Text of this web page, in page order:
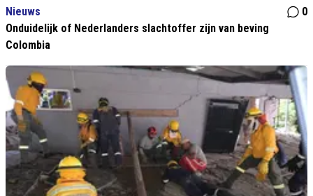
Nieuws
0
Onduidelijk of Nederlanders slachtoffer zijn van beving
Colombia